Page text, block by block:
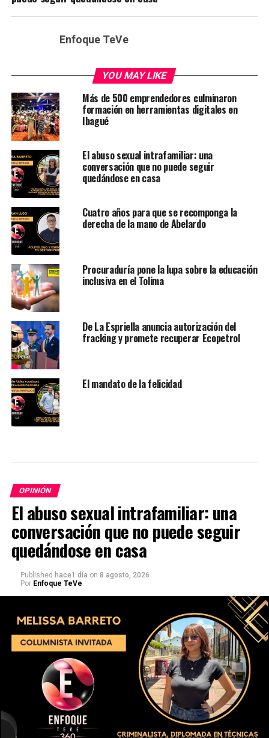
Enfoque TeVe
YOU MAY LIKE
Más de 500 emprendedores culminaron
formación en herramientas digitales en
Ibagué
El abuso sexual intrafamiliar: una
conversación que no puede seguir
quedándose en casa
Cuatro años para que se recomponga la
derecha de la mano de Abelardo
Procuraduría pone la lupa sobre la educación
inclusiva en el Tolima
De La Espriella anuncia autorización del
fracking y promete recuperar Ecopetrol
El mandato de la felicidad
OPINIÓN
El abuso sexual intrafamiliar: una
conversación que no puede seguir
quedándose en casa
Published hace1 día on 8 agosto, 2026
Por Enfoque TeVe